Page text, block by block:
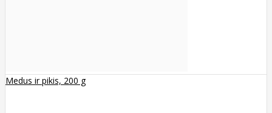
Medus ir pikis, 200 g